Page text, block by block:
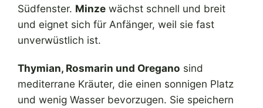
Südfenster. Minze wächst schnell und breit
und eignet sich für Anfänger, weil sie fast
unverwüstlich ist.
Thymian, Rosmarin und Oregano sind
mediterrane Kräuter, die einen sonnigen Platz
und wenig Wasser bevorzugen. Sie speichern